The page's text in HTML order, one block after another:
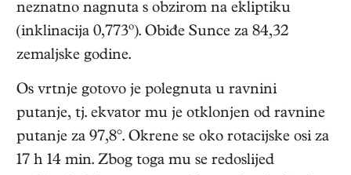
neznatno nagnuta s obzirom na ekliptiku
(inklinacija 0,773º). Obiđe Sunce za 84,32
zemaljske godine.
Os vrtnje gotovo je polegnuta u ravnini
putanje, tj. ekvator mu je otklonjen od ravnine
putanje za 97,8°. Okrene se oko rotacijske osi za
17 h 14 min. Zbog toga mu se redoslijed